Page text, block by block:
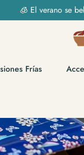
🧊 El verano se
Frías